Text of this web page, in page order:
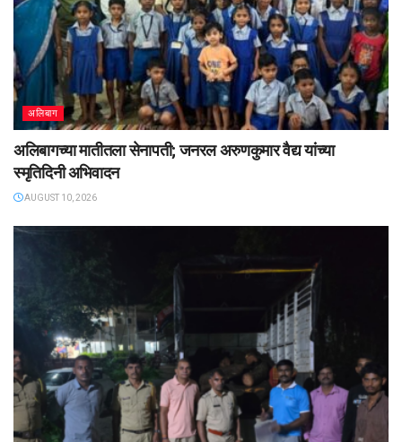
अलिबाग
अलिबागच्या मातीतला सेनापती; जनरल अरुणकुमार वैद्य यांच्या
स्मृतिदिनी अभिवादन
AUGUST 10, 2026